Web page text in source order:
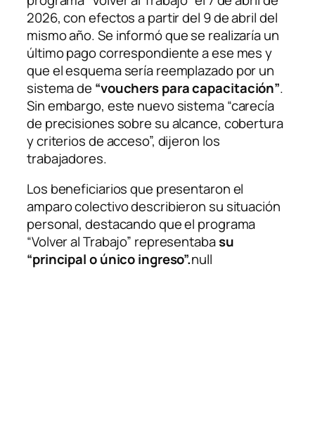
2026, con efectos a partir del 9 de abril del
mismo año. Se informó que se realizaría un
último pago correspondiente a ese mes y
que el esquema sería reemplazado por un
sistema de “vouchers para capacitación”.
Sin embargo, este nuevo sistema “carecía
de precisiones sobre su alcance, cobertura
y criterios de acceso”, dijeron los
trabajadores.
Los beneficiarios que presentaron el
amparo colectivo describieron su situación
personal, destacando que el programa
“Volver al Trabajo” representabasu
“principal o único ingreso”.null